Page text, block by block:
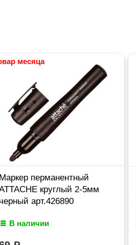
месяца
Маркер перманентный
круглый 2-5мм
черный арт.426890
В наличии